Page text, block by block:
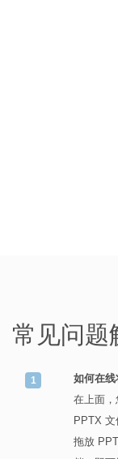
常见问题
如何在
在上面
PPTX
拖放